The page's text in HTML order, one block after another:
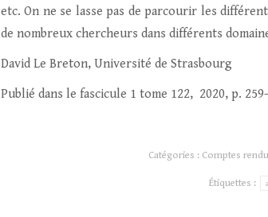
etc. On ne se lasse pas de parcourir les
de nombreux chercheurs dans différents
David Le Breton, Université de Strasbourg
Publié dans le fascicule 1 tome 122, 2020, p.
Catégories : Comptes
Étiquettes :